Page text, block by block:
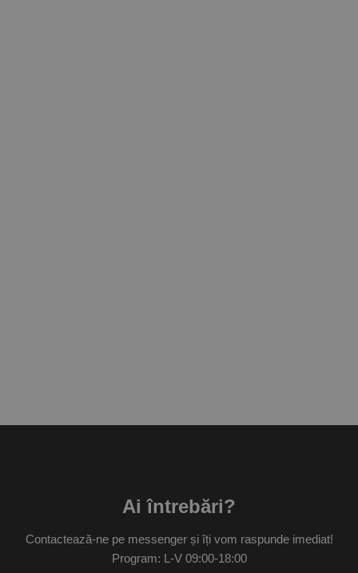
Ai întrebări?
Contactează-ne pe messenger și îți vom raspunde imediat!
Program: L-V 09:00-18:00